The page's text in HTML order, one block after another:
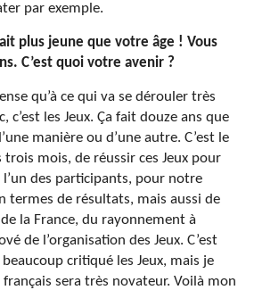
par exemple.
plus jeune que votre âge ! Vous
C’est quoi votre avenir ?
qu’à ce qui va se dérouler très
c’est les Jeux. Ça fait douze ans que
manière ou d’une autre. C’est le
mois, de réussir ces Jeux pour
des participants, pour notre
termes de résultats, mais aussi de
la France, du rayonnement à
de l’organisation des Jeux. C’est
critiqué les Jeux, mais je
sera très novateur. Voilà mon